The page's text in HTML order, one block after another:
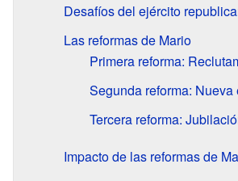
Desafíos del ejército
Las reformas de Mario
Primera reforma:
Segunda reforma: Nueva
Tercera reforma:
Impacto de las reformas de